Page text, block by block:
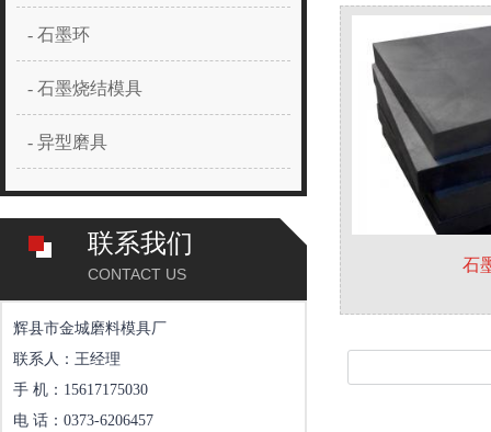
- 石墨环
- 石墨烧结模具
- 异型磨具
联系我们
CONTACT US
辉县市金城磨料模具厂
联系人：王经理
手 机：15617175030
电 话：0373-6206457
石